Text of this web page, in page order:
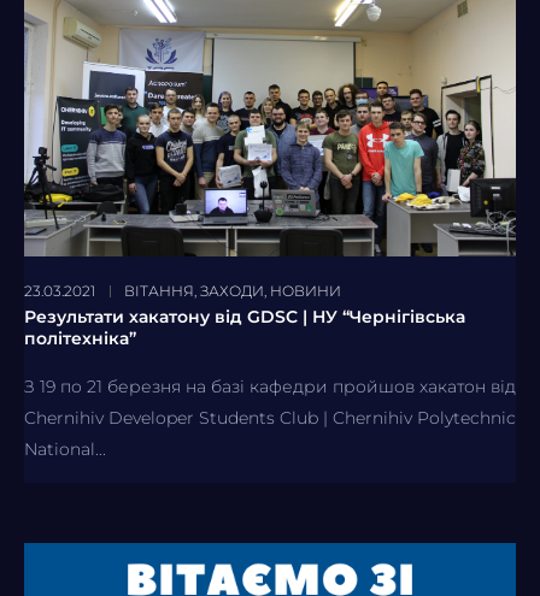
23.03.2021 ВІТАННЯ ЗАХОДИ НОВИНИ
Результати хакатону від GDSС | НУ “Чернігівська
політехніка”
З 19 по 21 березня на базі кафедри пройшов хакатон від
Chernihiv Developer Students Club | Chernihiv Polytechnic
National...